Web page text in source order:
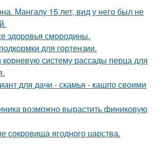
Мангалу 15 лет, вид у него был не
здоровья смородины.
для гортензии.
систему рассады перца для
для дачи - скамья - кашпо своими
возможно вырастить финиковую
сокровища ягодного царства.